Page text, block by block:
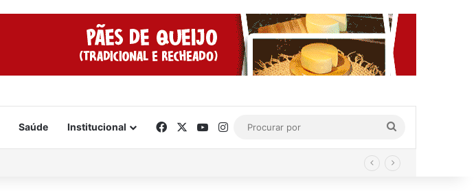
Saúde Institucional FacebookYouTube
Instagram
por